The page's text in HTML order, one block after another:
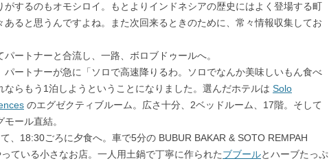
がするのもオモシロイ。もとよりインドネシアの歴史にはよく登場する町
あると思うんですよね。また次回来るときのために、常々情報収集してお
ートナーと合流し、一路、ボロブドゥールへ。
パートナーが急に「ソロで高速降りるわ。ソロでなんか美味しいもん食べ
ならもう1泊しようということになりました。選んだホテルは Solo
のエグゼクティブルーム。広さ十分、2ベッドルーム、17階。そして
ール直結。
、18:30ごろに夕食へ。車で5分の BUBUR BAKAR & SOTO REMPAH
ている小さなお店。一人用土鍋で丁寧に作られたブブールとハーブたっぷ